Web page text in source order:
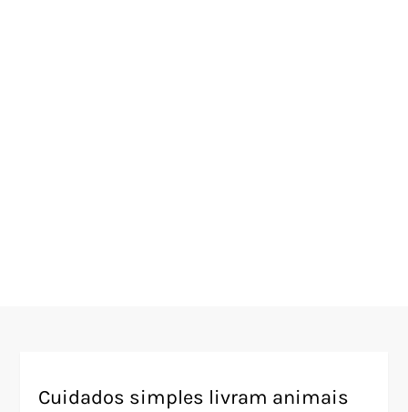
Cuidados simples livram animais